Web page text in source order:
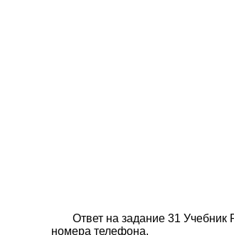
Ответ на задание 31
номера телефона.